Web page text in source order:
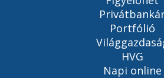
Portfólió
HVG
Napi online